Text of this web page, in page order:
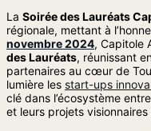
La Soirée des Lauréats
régionale, mettant à
novembre 2024, Capitole
des Lauréats, réunissant
partenaires au cœur de
lumière les start-ups
clé dans l’écosystème
et leurs projets visionnaires